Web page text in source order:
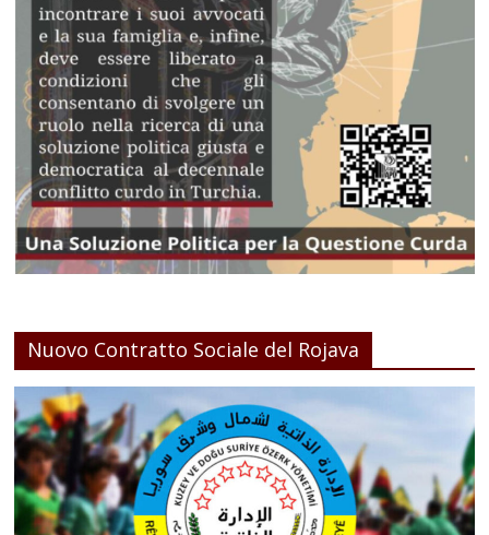
Nuovo Contratto Sociale del Rojava